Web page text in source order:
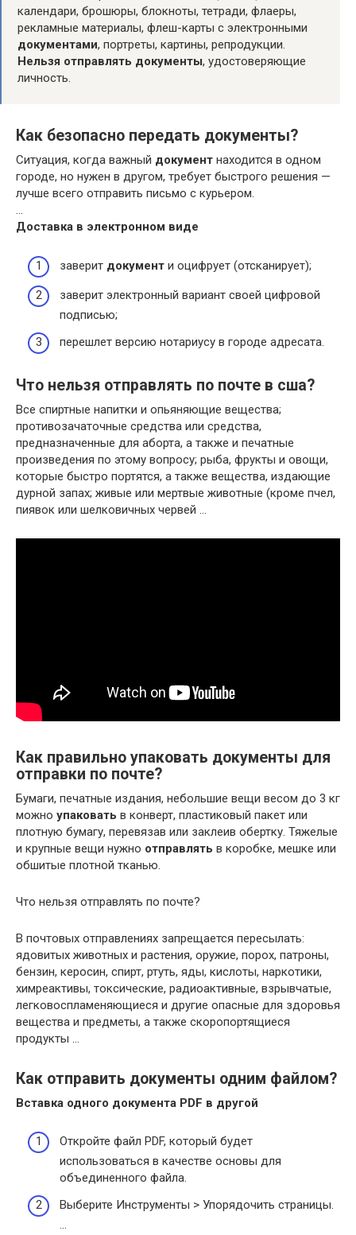
календари, брошюры, блокноты, тетради, флаеры,
рекламные материалы, флеш-карты с электронными
документами, портреты, картины, репродукции.
Нельзя отправлять документы, удостоверяющие
личность.
Как безопасно передать документы?
Ситуация, когда важный документ находится в одном
городе, но нужен в другом, требует быстрого решения —
лучше всего отправить письмо с курьером.
…
Доставка в электронном виде
заверит документ и оцифрует (отсканирует);
заверит электронный вариант своей цифровой
подписью;
перешлет версию нотариусу в городе адресата.
Что нельзя отправлять по почте в сша?
Все спиртные напитки и опьяняющие вещества;
противозачаточные средства или средства,
предназначенные для аборта, а также и печатные
произведения по этому вопросу; рыба, фрукты и овощи,
которые быстро портятся, а также вещества, издающие
дурной запах; живые или мертвые животные (кроме пчел,
пиявок или шелковичных червей …
Как правильно упаковать документы для
отправки по почте?
Бумаги, печатные издания, небольшие вещи весом до 3 кг
можно упаковать в конверт, пластиковый пакет или
плотную бумагу, перевязав или заклеив обертку. Тяжелые
и крупные вещи нужно отправлять в коробке, мешке или
обшитые плотной тканью.
Что нельзя отправлять по почте?
В почтовых отправлениях запрещается пересылать:
ядовитых животных и растения, оружие, порох, патроны,
бензин, керосин, спирт, ртуть, яды, кислоты, наркотики,
химреактивы, токсические, радиоактивные, взрывчатые,
легковоспламеняющиеся и другие опасные для здоровья
вещества и предметы, а также скоропортящиеся
продукты …
Как отправить документы одним файлом?
Вставка одного документа PDF в другой
Откройте файл PDF, который будет
использоваться в качестве основы для
объединенного файла.
Выберите Инструменты > Упорядочить страницы.